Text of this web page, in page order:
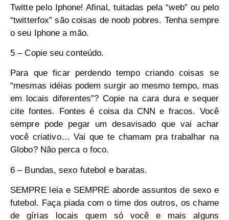
Twitte pelo Iphone! Afinal, tuitadas pela “web” ou pelo
“twitterfox” são coisas de noob pobres. Tenha sempre
o seu Iphone a mão.
5 – Copie seu conteúdo.
Para que ficar perdendo tempo criando coisas se
“mesmas idéias podem surgir ao mesmo tempo, mas
em locais diferentes”? Copie na cara dura e sequer
cite fontes. Fontes é coisa da CNN e fracos. Você
sempre pode pegar um desavisado que vai achar
você criativo… Vai que te chamam pra trabalhar na
Globo? Não perca o foco.
6 – Bundas, sexo futebol e baratas.
SEMPRE leia e SEMPRE aborde assuntos de sexo e
futebol. Faça piada com o time dos outros, os chame
de gírias locais quem só você e mais alguns